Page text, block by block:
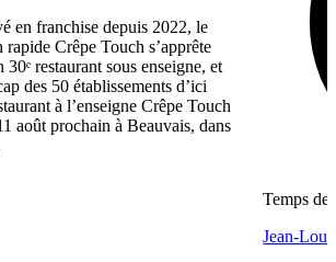
en franchise depuis 2022, le
rapide Crêpe Touch s’apprête
restaurant sous enseigne, et
des 50 établissements d’ici
à l’enseigne Crêpe Touch
août prochain à Beauvais, dans
Temps de
Jean-